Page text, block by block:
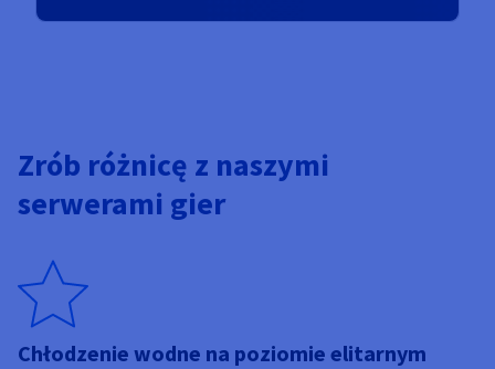
Zrób różnicę z naszymi
serwerami gier
Chłodzenie wodne na poziomie elitarnym